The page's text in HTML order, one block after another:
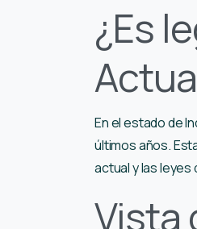
¿Es
En el estado de
últimos años.
actual y las leyes
Vista